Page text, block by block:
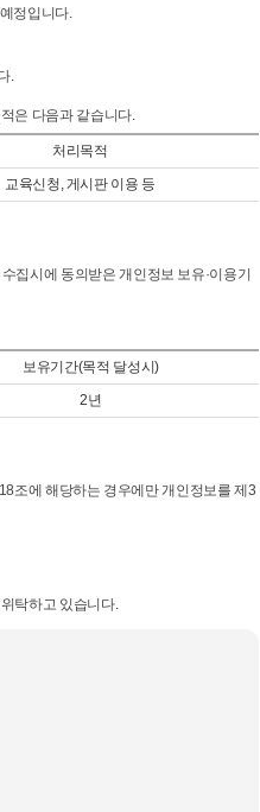
정입니다.
.
은 다음과 같습니다.
처리목적
교육신청, 게시판 이용 등
집시에 동의받은 개인정보 보유·이용기
보유기간(목적 달성시)
2년
조에 해당하는 경우에만 개인정보를 제3
탁하고 있습니다.